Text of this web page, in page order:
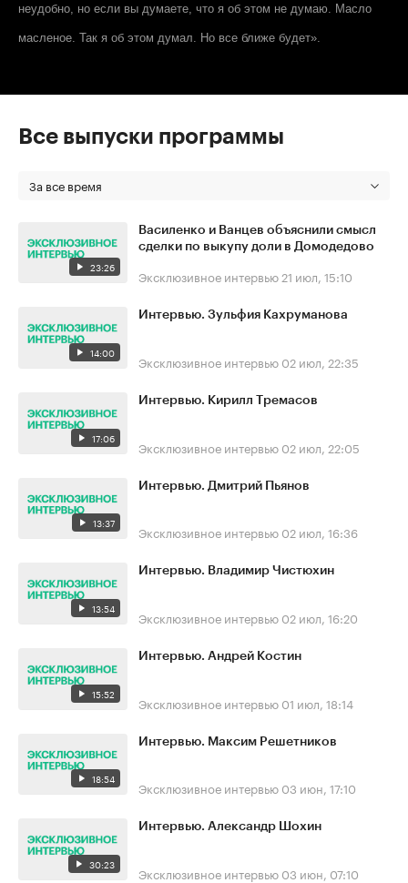
неудобно, но если вы думаете, что я об этом не думаю. Масло
масленое. Так я об этом думал. Но все ближе будет».
Все выпуски программы
За все время
23:26
Василенко и Ванцев объяснили смысл
сделки по выкупу доли в Домодедово
Эксклюзивное интервью 21 июл, 15:10
14:00
Интервью. Зульфия Кахруманова
Эксклюзивное интервью 02 июл, 22:35
17:06
Интервью. Кирилл Тремасов
Эксклюзивное интервью 02 июл, 22:05
13:37
Интервью. Дмитрий Пьянов
Эксклюзивное интервью 02 июл, 16:36
13:54
Интервью. Владимир Чистюхин
Эксклюзивное интервью 02 июл, 16:20
15:52
Интервью. Андрей Костин
Эксклюзивное интервью 01 июл, 18:14
18:54
Интервью. Максим Решетников
Эксклюзивное интервью 03 июн, 17:10
30:23
Интервью. Александр Шохин
Эксклюзивное интервью 03 июн, 07:10